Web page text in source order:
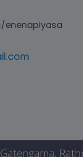
enenapiyasa